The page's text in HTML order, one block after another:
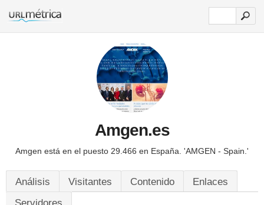
Amgen.es
Amgen está en el puesto 29.466 en España. 'AMGEN - Spain.'
Análisis Visitantes Contenido
Enlaces